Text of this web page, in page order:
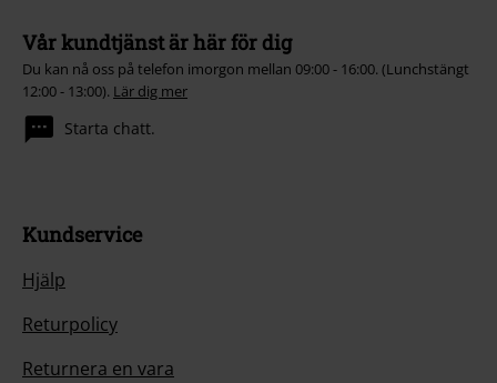
Vår kundtjänst är här för dig
Du kan nå oss på telefon imorgon mellan 09:00 - 16:00. (Lunchstängt
12:00 - 13:00). Lär dig mer
Starta chatt.
Kundservice
Hjälp
Returpolicy
Returnera en vara